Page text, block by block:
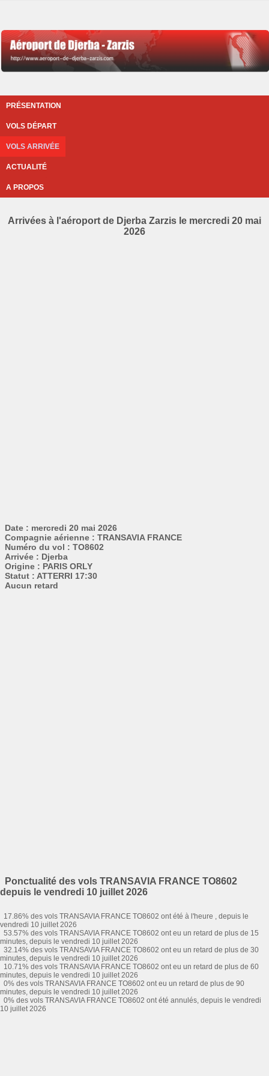
PRÉSENTATION
VOLS DÉPART
VOLS ARRIVÉE
ACTUALITÉ
A PROPOS
Arrivées à l'aéroport de Djerba Zarzis le mercredi 20 mai
2026
Date : mercredi 20 mai 2026
Compagnie aérienne : TRANSAVIA FRANCE
Numéro du vol : TO8602
Arrivée : Djerba
Origine : PARIS ORLY
Statut : ATTERRI 17:30
Aucun retard
Ponctualité des vols TRANSAVIA FRANCE TO8602
depuis le vendredi 10 juillet 2026
17.86% des vols TRANSAVIA FRANCE TO8602 ont été à l'heure , depuis le
vendredi 10 juillet 2026
53.57% des vols TRANSAVIA FRANCE TO8602 ont eu un retard de plus de 15
minutes, depuis le vendredi 10 juillet 2026
32.14% des vols TRANSAVIA FRANCE TO8602 ont eu un retard de plus de 30
minutes, depuis le vendredi 10 juillet 2026
10.71% des vols TRANSAVIA FRANCE TO8602 ont eu un retard de plus de 60
minutes, depuis le vendredi 10 juillet 2026
0% des vols TRANSAVIA FRANCE TO8602 ont eu un retard de plus de 90
minutes, depuis le vendredi 10 juillet 2026
0% des vols TRANSAVIA FRANCE TO8602 ont été annulés, depuis le vendredi
10 juillet 2026